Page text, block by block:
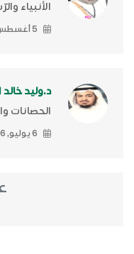
الأنبياء
5 أغسطس, 2026
د.وليد خالد
الحصانات
6 يوليو, 2026